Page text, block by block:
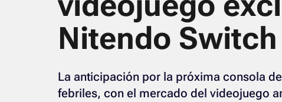
Nitendo Switch
La anticipación por la próxima consola
febriles, con el mercado del videojuego